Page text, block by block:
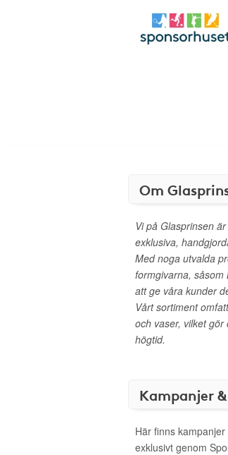
Om
Vi på Glasprinsen
exklusiva,
Med noga utvalda
formgivarna, såsom
att ge våra kunder
Vårt sortiment
och vaser, vilket
högtid.
Kampanjer
Här finns
exklusivt genom